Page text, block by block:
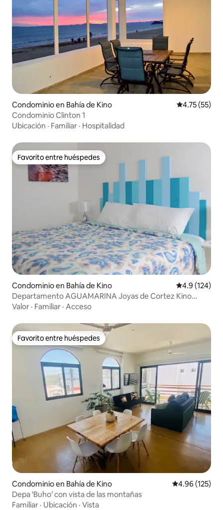
Condominio en Bahía de Kino Calificación
4.75 (55)
Condominio Clinton 1
Ubicación · Familiar · Hospitalidad
Favorito entre huéspedes
Favorito entre huéspedes
Condominio en Bahía de Kino Calificación
4.9 (124)
Departamento AGUAMARINA Joyas de Cortez Kino
Nuevo
Valor · Familiar · Acceso
Favorito entre huéspedes
Favorito entre huéspedes
Condominio en Bahía de Kino Calificación
4.96 (125)
Depa ‘Buho’ con vista de las montañas
Familiar · Ubicación · Vista